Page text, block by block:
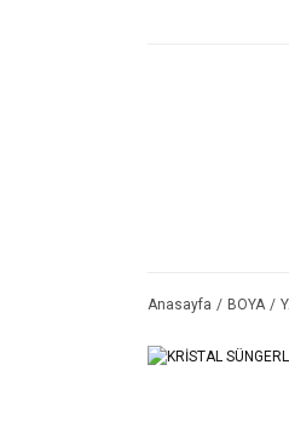
Anasayfa BOYA